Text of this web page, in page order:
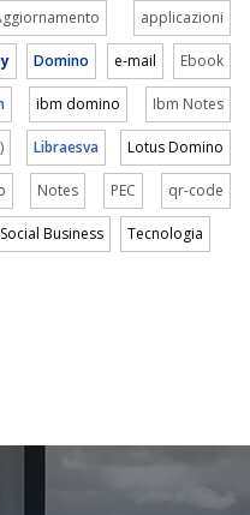
applicazioni
Domino e-mail Ebook
ibm domino Ibm Notes
Libraesva Lotus Domino
Notes PEC qr-code
Social Business Tecnologia